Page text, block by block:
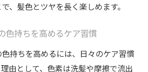
、髪色とツヤを長く楽しめます。
色持ちを高めるケア習慣
持ちを高めるには、日々のケア習慣
由として、色素は洗髪や摩擦で流出